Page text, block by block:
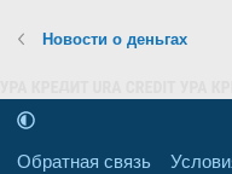
Новости о деньгах
Обратная связь